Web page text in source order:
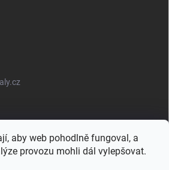
aby web pohodlně fungoval, a
provozu mohli dál vylepšovat.